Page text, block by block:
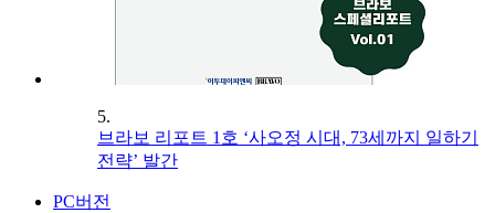
5.
브라보 리포트 1호 ‘사오정 시대, 73세까지 일하기
전략’ 발간
PC버전